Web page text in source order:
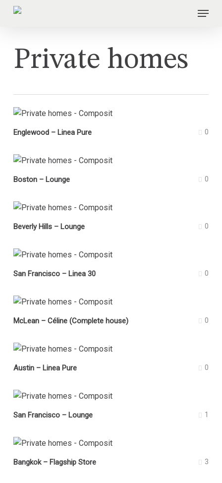
Skip
Menu
Private homes
Englewood – Linea Pure 0
Boston – Lounge 0
Beverly Hills – Lounge 0
San Francisco – Linea 30 0
McLean – Céline (Complete house) 0
Austin – Linea Pure 0
San Francisco – Lounge 1
Bangkok – Flagship Store 3